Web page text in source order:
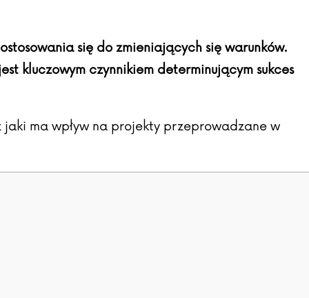
się do zmieniających się warunków.
kluczowym czynnikiem determinującym sukces
ma wpływ na projekty przeprowadzane w